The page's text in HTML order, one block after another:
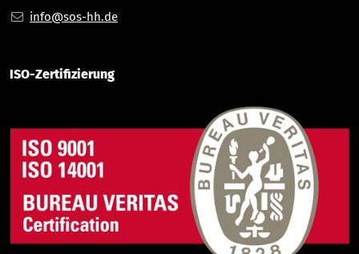
info@sos-hh.de
ISO-Zertifizierung